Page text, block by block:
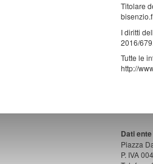
Titolare
I diritti
2016/679.
Tutte le
http://
Dati ente
Piazza
P. IVA